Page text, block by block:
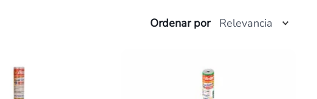
Ordenar por Relevancia